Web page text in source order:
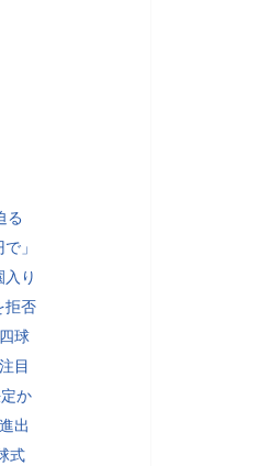
る
」
り
拒否
球
目
か
出
式